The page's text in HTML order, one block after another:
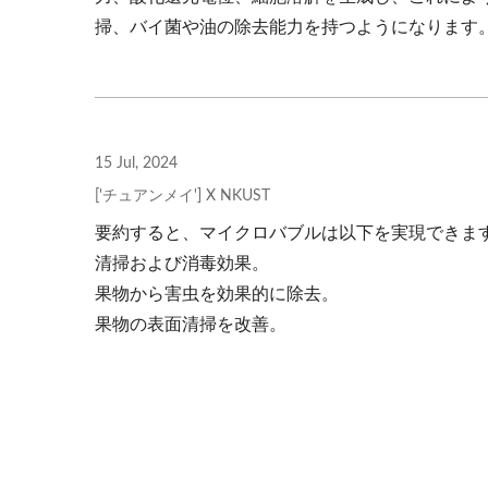
掃、バイ菌や油の除去能力を持つようになります
15 Jul, 2024
['チュアンメイ'] X NKUST
要約すると、マイクロバブルは以下を実現できま
清掃および消毒効果。
果物から害虫を効果的に除去。
果物の表面清掃を改善。